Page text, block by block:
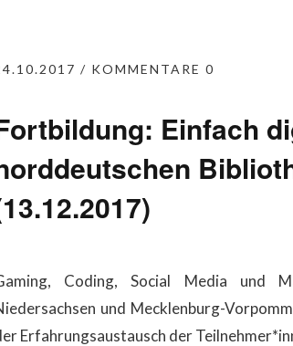
KOMMENTARE 0
Einfach
Coding, Social Media und
und Mecklenburg-
Erfahrungsaustausch der